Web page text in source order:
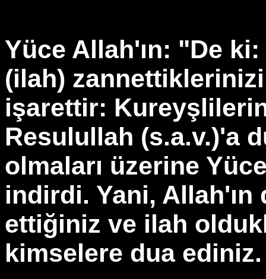
Yüce Allah'ın: "De ki:
(ilah)
işarettir:
Resulullah (s.a.v.)'a
olmaları üzerine
indirdi. Yani, Allah'ın
ettiğiniz ve ilah
kimselere dua ediniz.